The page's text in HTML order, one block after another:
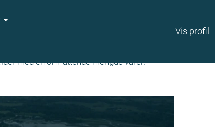
Vis profil
med en omfattende mengde varer.